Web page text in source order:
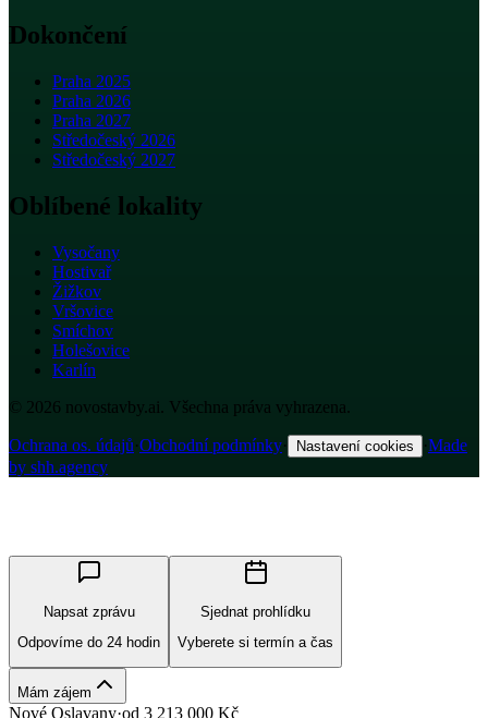
Dokončení
Praha 2025
Praha 2026
Praha 2027
Středočeský 2026
Středočeský 2027
Oblíbené lokality
Vysočany
Hostivař
Žižkov
Vršovice
Smíchov
Holešovice
Karlín
© 2026 novostavby.ai. Všechna práva vyhrazena.
Ochrana os. údajů·Obchodní podmínky· Nastavení cookies ·Made
by shh.agency
Napsat zprávu
Odpovíme do 24 hodin
Sjednat prohlídku
Vyberete si termín a čas
Mám zájem
Nové Oslavany·od 3 213 000 Kč